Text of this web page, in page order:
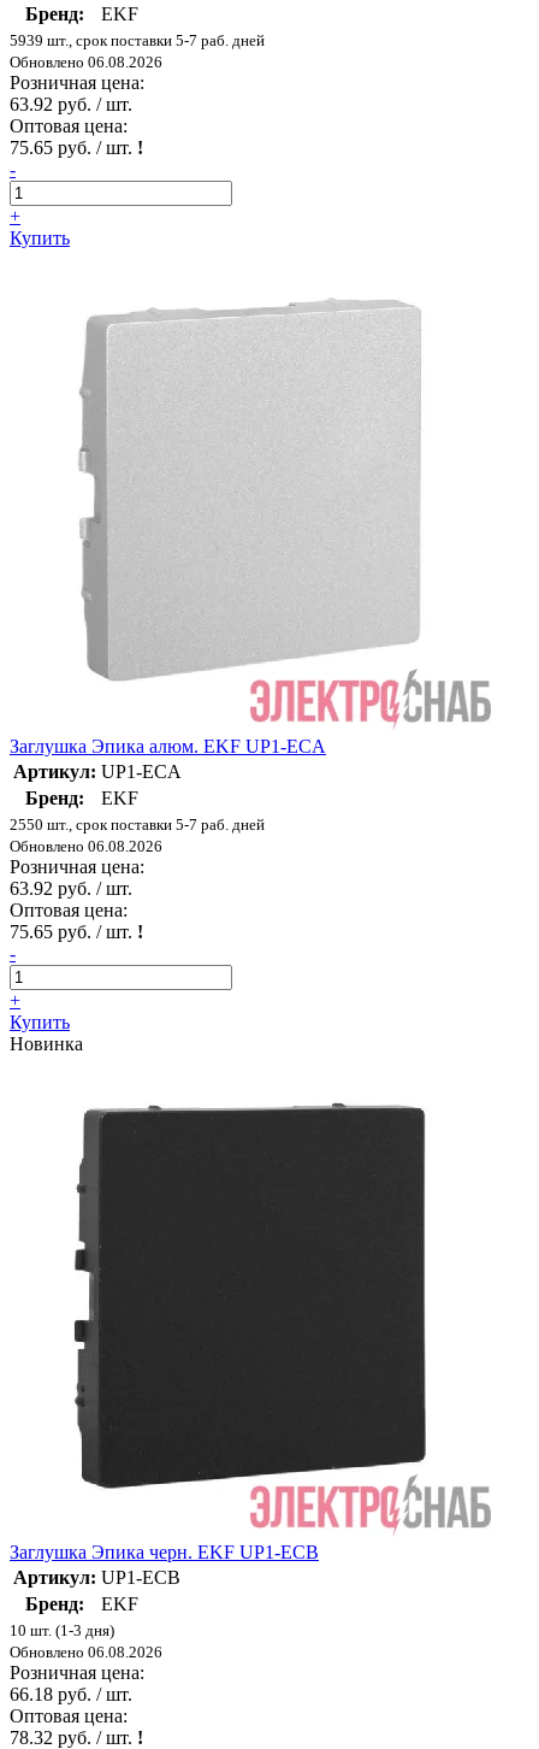
Бренд:
EKF
5939 шт., срок поставки 5-7 раб. дней
Обновлено 06.08.2026
Розничная цена:
63.92 руб. / шт.
Оптовая цена:
75.65 руб. / шт. !
-
+
Купить
Заглушка Эпика алюм. EKF UP1-ECA
Артикул: UP1-ECA
Бренд:
EKF
2550 шт., срок поставки 5-7 раб. дней
Обновлено 06.08.2026
Розничная цена:
63.92 руб. / шт.
Оптовая цена:
75.65 руб. / шт. !
-
+
Купить
Новинка
Заглушка Эпика черн. EKF UP1-ECB
Артикул: UP1-ECB
Бренд:
EKF
10 шт. (1-3 дня)
Обновлено 06.08.2026
Розничная цена:
66.18 руб. / шт.
Оптовая цена:
78.32 руб. / шт. !